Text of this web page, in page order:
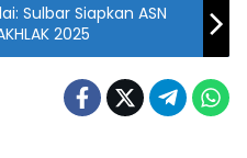
Sulbar Siapkan ASN
2025